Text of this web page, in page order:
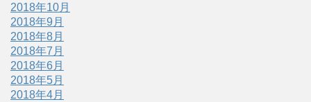
2018年10月
2018年9月
2018年8月
2018年7月
2018年6月
2018年5月
2018年4月